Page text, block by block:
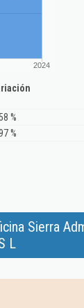
2024
%
%
Sierra
L